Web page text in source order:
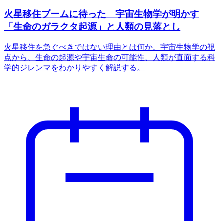
火星移住ブームに待った 宇宙生物学が明かす
「生命のガラクタ起源」と人類の見落とし
火星移住を急ぐべきではない理由とは何か。宇宙生物学の視
点から、生命の起源や宇宙生命の可能性、人類が直面する科
学的ジレンマをわかりやすく解説する。